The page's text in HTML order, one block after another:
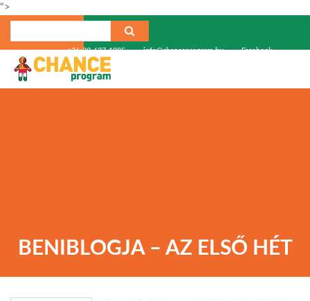
">
+36-30-637-1985 info@chanceprogram.hu Facebook
BENIBLOGJA – AZ ELSŐ HÉT